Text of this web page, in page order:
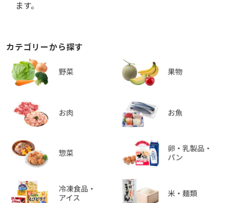
ます。
カテゴリーから探す